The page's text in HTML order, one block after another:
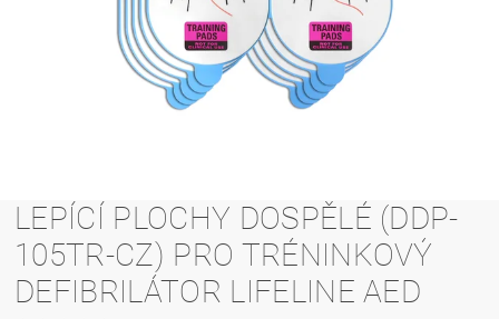
LEPÍCÍ PLOCHY DOSPĚLÉ (DDP-
105TR-CZ) PRO TRÉNINKOVÝ
DEFIBRILÁTOR LIFELINE AED